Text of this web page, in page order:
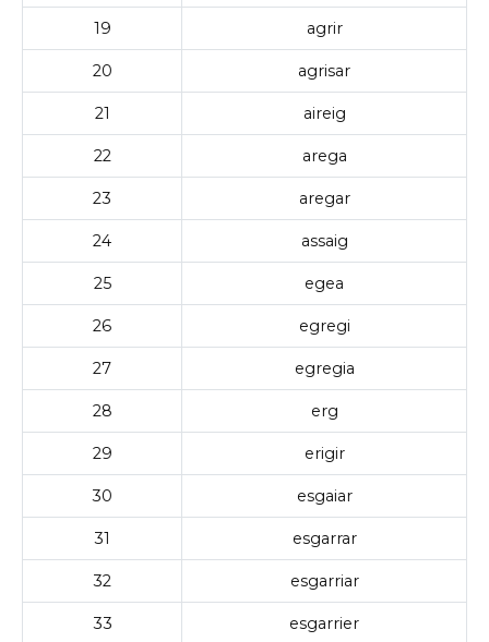
19 agrir
20 agrisar
21 aireig
22 arega
23 aregar
24 assaig
25 egea
26 egregi
27 egregia
28 erg
29 erigir
30 esgaiar
31 esgarrar
32 esgarriar
33 esgarrier